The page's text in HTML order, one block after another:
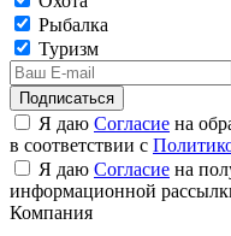
Рыбалка
Туризм
Подписаться
Я даю Согласие на
в соответствии с
Я даю Согласие на
информационной
Компания